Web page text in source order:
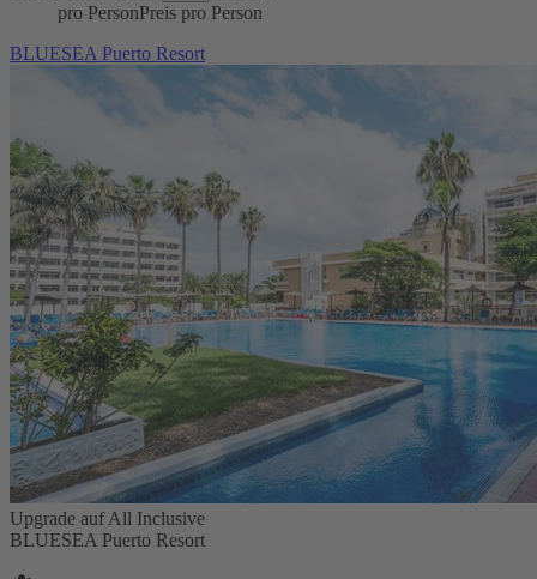
pro PersonPreis pro Person
BLUESEA Puerto Resort
Upgrade auf All Inclusive
BLUESEA Puerto Resort